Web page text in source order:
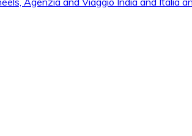
agenzia viaggi in india, agenzia
Agenzia and Viaggio India and Italia